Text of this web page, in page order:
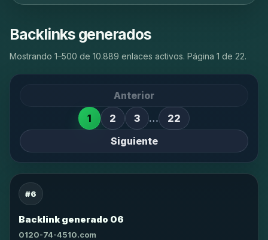
Backlinks generados
Mostrando 1–500 de 10.889 enlaces activos. Página 1 de 22.
Anterior
1
2 3 …
22
Siguiente
#6
Backlink generado 06
0120-74-4510.com